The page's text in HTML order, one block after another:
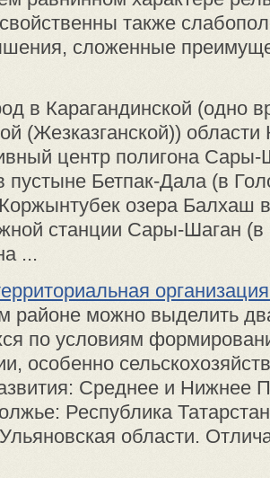
также
сложенные
в Карагандинской (одно
(Жезказганской)) области
центр полигона Сары-
пустыне Бетпак-Дала (в
озера Балхаш
станции Сары-Шаган (в
...
районе можно выделить
по условиям
особенно
Среднее и Нижнее
Республика
области.